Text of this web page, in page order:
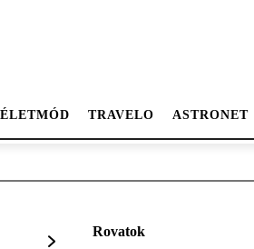
ÉLETMÓD TRAVELO ASTRONET
Rovatok